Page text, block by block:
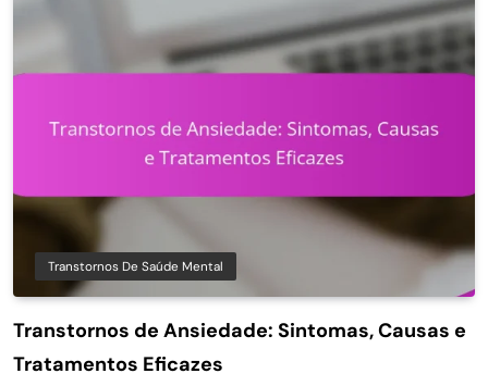
Transtornos De Saúde Mental
Transtornos de Ansiedade: Sintomas, Causas e
Tratamentos Eficazes